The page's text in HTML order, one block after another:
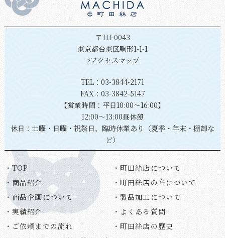
〒111-0043
東京都台東区駒形1-1-1
>アクセスマップ
TEL： 03-3844-2171
FAX：03-3842-5147
【営業時間：平日10:00～16:00】
12:00～13:00昼休憩
休日：土曜・日曜・祝祭日、臨時休業あり（夏季・年末・棚卸な
ど）
・TOP
・町田絲店について
・商品紹介
・町田絲店の糸について
・商品企画について
・製品加工について
・実績紹介
・よくある質問
・ご依頼までの流れ
・町田絲店の歴史